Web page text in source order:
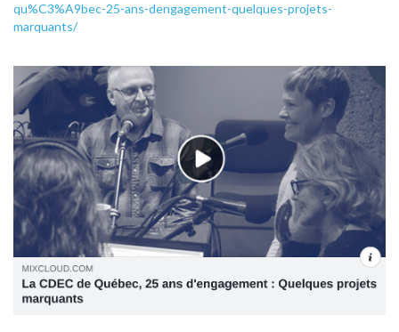
qu%C3%A9bec-25-ans-dengagement-quelques-projets-
marquants/